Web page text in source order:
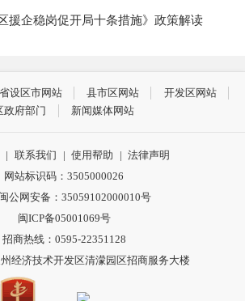
援企稳岗促开局十条措施》政策解读
省设区市网站 县市区网站
开发区网站
政府部门
新闻媒体网站
| 联系我们 | 使用帮助 | 法律声明
网站标识码：3505000026
闽公网安备：35059102000010号
闽ICP备05001069号
招商热线：0595-22351128
经济技术开发区清濛园区招商服务大楼